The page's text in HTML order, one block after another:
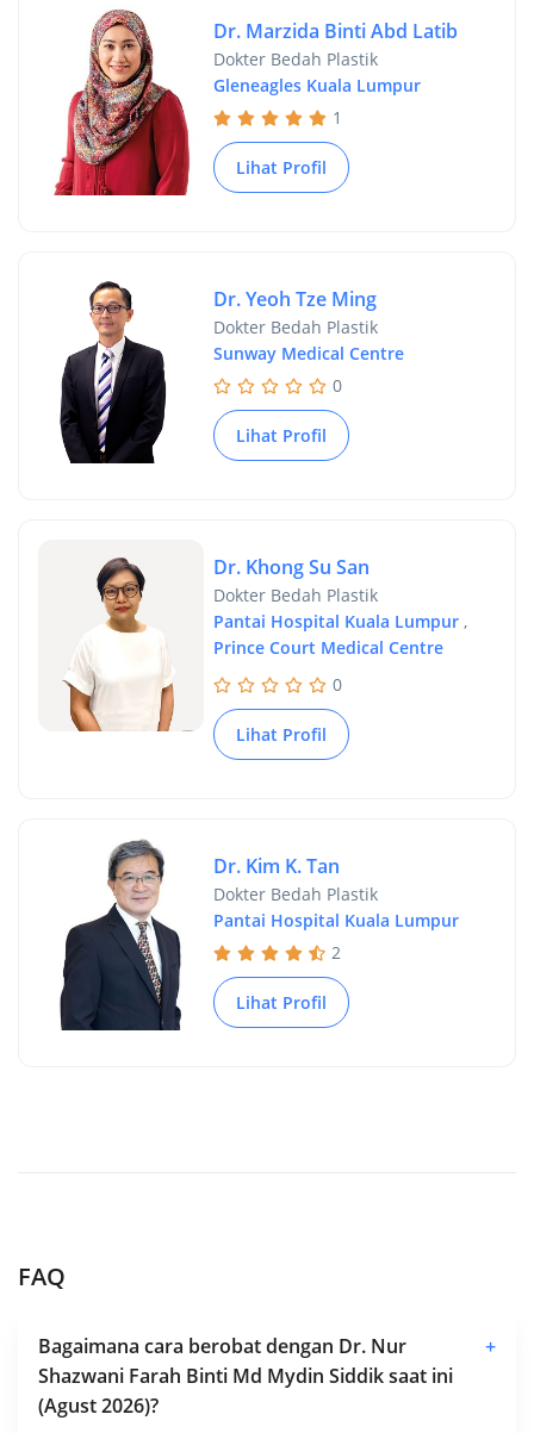
Dr. Marzida Binti Abd Latib
Dokter Bedah Plastik
Gleneagles Kuala Lumpur
1
Lihat Profil
Dr. Yeoh Tze Ming
Dokter Bedah Plastik
Sunway Medical Centre
0
Lihat Profil
Dr. Khong Su San
Dokter Bedah Plastik
Pantai Hospital Kuala Lumpur,
Prince Court Medical Centre
0
Lihat Profil
Dr. Kim K. Tan
Dokter Bedah Plastik
Pantai Hospital Kuala Lumpur
2
Lihat Profil
FAQ
Bagaimana cara berobat dengan Dr. Nur
Shazwani Farah Binti Md Mydin Siddik saat ini
(Agust 2026)?
+